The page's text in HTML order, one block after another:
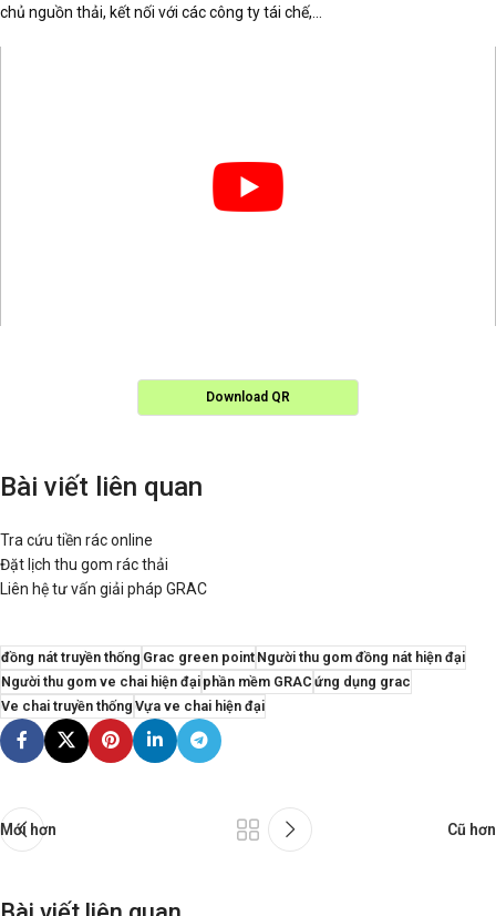
chủ nguồn thải, kết nối với các công ty tái chế,…
Download QR
Bài viết liên quan
Tra cứu tiền rác online
Đặt lịch thu gom rác thải
Liên hệ tư vấn giải pháp GRAC
đồng nát truyền thống Grac green pointNgười thu gom đồng nát hiện đại
Người thu gom ve chai hiện đạiphần mềm GRAC ứng dụng grac
Ve chai truyền thống Vựa ve chai hiện đại
Mới hơn Cũ hơn